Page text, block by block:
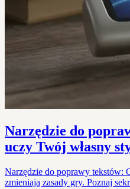
Narzędzie do
uczy Twój własny
Narzędzie do poprawy tekstów:
zmieniają zasady gry. Poznaj